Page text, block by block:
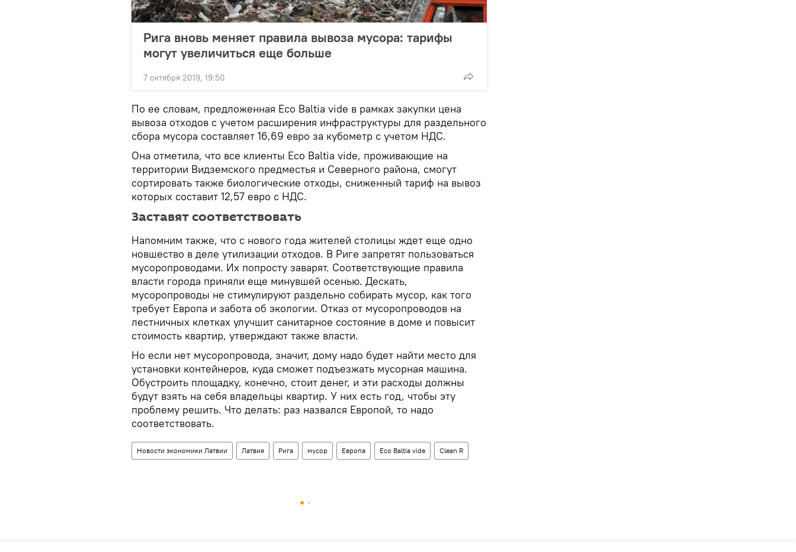
Рига вновь меняет правила вывоза мусора: тарифы
могут увеличиться еще больше
7 октября 2019, 19:50
По ее словам, предложенная Eco Baltia vide в рамках закупки цена
вывоза отходов с учетом расширения инфраструктуры для раздельного
сбора мусора составляет 16,69 евро за кубометр с учетом НДС.
Она отметила, что все клиенты Eco Baltia vide, проживающие на
территории Видземского предместья и Северного района, смогут
сортировать также биологические отходы, сниженный тариф на вывоз
которых составит 12,57 евро с НДС.
Заставят соответствовать
Напомним также, что с нового года жителей столицы ждет еще одно
новшество в деле утилизации отходов. В Риге запретят пользоваться
мусоропроводами. Их попросту заварят. Соответствующие правила
власти города приняли еще минувшей осенью. Дескать,
мусоропроводы не стимулируют раздельно собирать мусор, как того
требует Европа и забота об экологии. Отказ от мусоропроводов на
лестничных клетках улучшит санитарное состояние в доме и повысит
стоимость квартир, утверждают также власти.
Но если нет мусоропровода, значит, дому надо будет найти место для
установки контейнеров, куда сможет подъезжать мусорная машина.
Обустроить площадку, конечно, стоит денег, и эти расходы должны
будут взять на себя владельцы квартир. У них есть год, чтобы эту
проблему решить. Что делать: раз назвался Европой, то надо
соответствовать.
Новости экономики Латвии Латвия Рига мусор Европа Eco Baltia vide Clean R